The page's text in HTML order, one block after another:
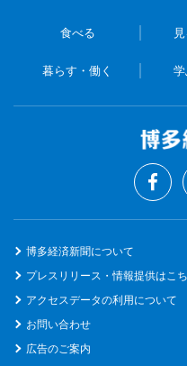
食べる
暮らす・働く
博多経済新聞について
プレスリリース・情報提供はこ
アクセスデータの利用について
お問い合わせ
広告のご案内